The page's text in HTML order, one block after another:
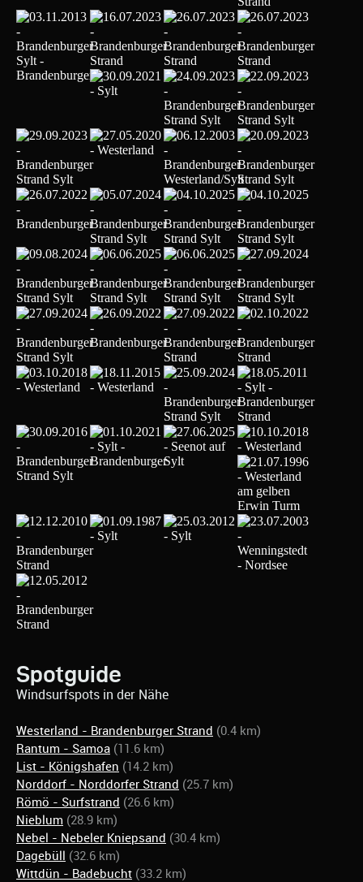
Spotguide
Windsurfspots in der Nähe
Westerland - Brandenburger Strand (0.4 km)
Rantum - Samoa (11.6 km)
List - Königshafen (14.2 km)
Norddorf - Norddorfer Strand (25.7 km)
Römö - Surfstrand (26.6 km)
Nieblum (28.9 km)
Nebel - Nebeler Kniepsand (30.4 km)
Dagebüll (32.6 km)
Wittdün - Badebucht (33.2 km)